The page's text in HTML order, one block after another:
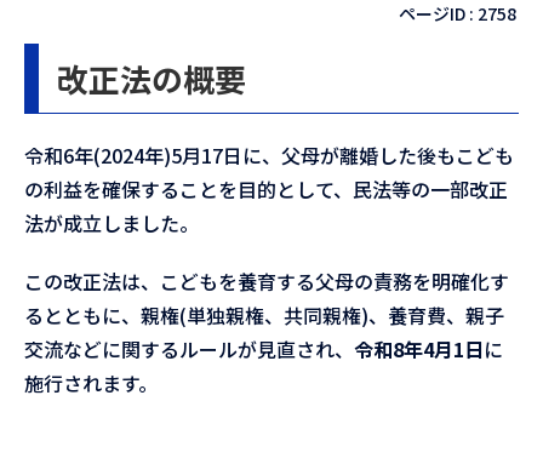
ページID : 2758
改正法の概要
令和6年(2024年)5月17日に、父母が離婚した後もこども
の利益を確保することを目的として、民法等の一部改正
法が成立しました。
この改正法は、こどもを養育する父母の責務を明確化す
るとともに、親権(単独親権、共同親権)、養育費、親子
交流などに関するルールが見直され、 令和8年4月1日に
施行されます。